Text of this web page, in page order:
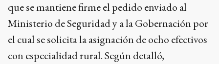
que se mantiene firme el pedido enviado al
Ministerio de Seguridad y a la Gobernación por
el cual se solicita la asignación de ocho efectivos
con especialidad rural. Según detalló,